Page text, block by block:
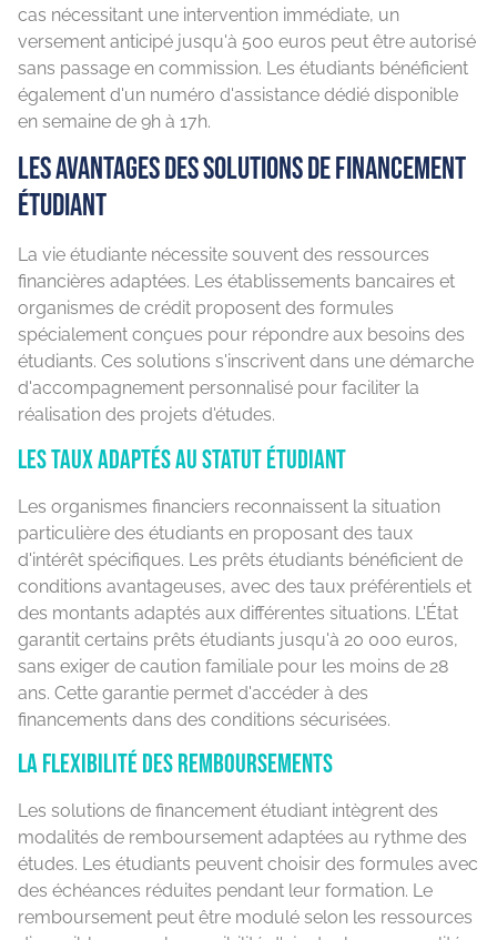
cas nécessitant une intervention immédiate, un
versement anticipé jusqu'à 500 euros peut être autorisé
sans passage en commission. Les étudiants bénéficient
également d'un numéro d'assistance dédié disponible
en semaine de 9h à 17h.
Les avantages des solutions de financement
étudiant
La vie étudiante nécessite souvent des ressources
financières adaptées. Les établissements bancaires et
organismes de crédit proposent des formules
spécialement conçues pour répondre aux besoins des
étudiants. Ces solutions s'inscrivent dans une démarche
d'accompagnement personnalisé pour faciliter la
réalisation des projets d'études.
Les taux adaptés au statut étudiant
Les organismes financiers reconnaissent la situation
particulière des étudiants en proposant des taux
d'intérêt spécifiques. Les prêts étudiants bénéficient de
conditions avantageuses, avec des taux préférentiels et
des montants adaptés aux différentes situations. L'État
garantit certains prêts étudiants jusqu'à 20 000 euros,
sans exiger de caution familiale pour les moins de 28
ans. Cette garantie permet d'accéder à des
financements dans des conditions sécurisées.
La flexibilité des remboursements
Les solutions de financement étudiant intègrent des
modalités de remboursement adaptées au rythme des
études. Les étudiants peuvent choisir des formules avec
des échéances réduites pendant leur formation. Le
remboursement peut être modulé selon les ressources